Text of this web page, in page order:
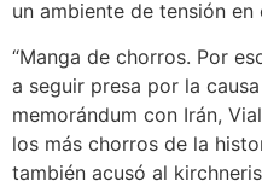
un ambiente de tensión en
“Manga de chorros. Por
a seguir presa por la
memorándum con Irán,
los más chorros de la
también acusó al